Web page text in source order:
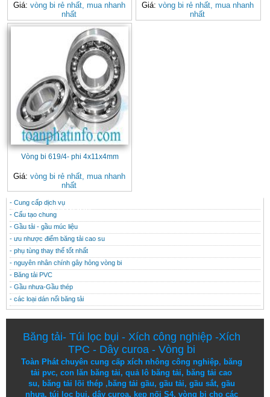
Giá: vòng bi rẻ nhất, mua nhanh
nhất
Giá: vòng bi rẻ nhất, mua nhanh
nhất
Vòng bi 619/4- phi 4x11x4mm
Giá: vòng bi rẻ nhất, mua nhanh
nhất
CONTACT
THÔNG TIN HỮU ÍCH
- Cung cấp dịch vụ
- Cấu tạo chung
- Gầu tải - gầu múc liệu
- ưu nhược điểm băng tải cao su
- phụ tùng thay thế tốt nhất
- nguyên nhân chính gây hỏng vòng bi
- Băng tải PVC
- Gầu nhưa-Gầu thép
- các loại dán nối băng tải
Băng tải- Túi lọc bụi - Xích công nghiệp-Xích
TPC - Dây curoa - Vòng bi
Toàn Phát chuyên cung cấp xích nhông công nghiệp, băng
tải pvc,con lăn băng tải,quả lô băng tải, băng tải cao
su, băng tải lõi thép,băng tải gầu, gầu tải, gầu sắt, gầu
nhựa, túi lọc bụi, dây curoa, kẹp nối S4, vòng bi cho các